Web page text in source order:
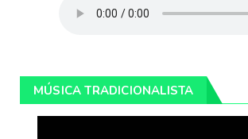
MÚSICA TRADICIONALISTA